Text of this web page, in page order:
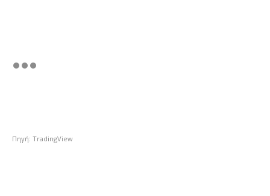
Πηγή: TradingView